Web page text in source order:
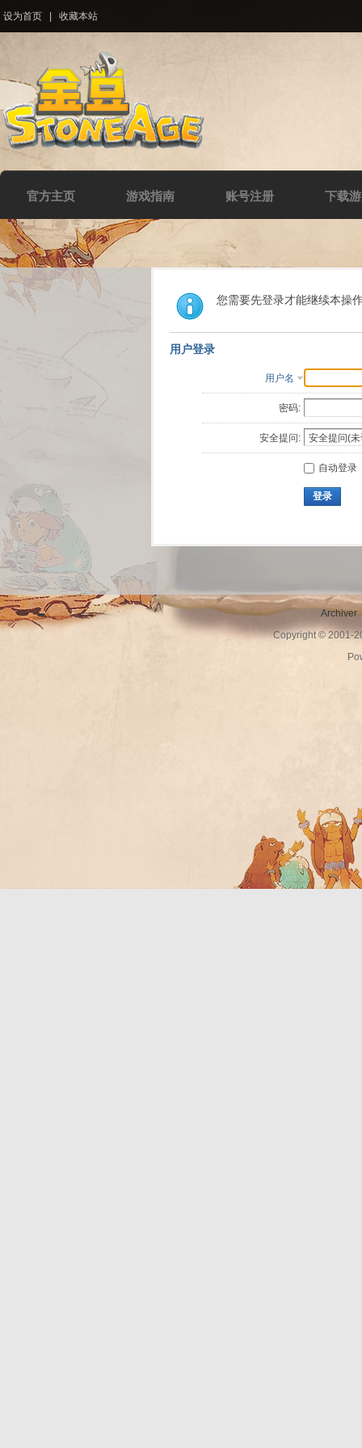
设为首页 收藏本站
官方主页 游戏指南 账号注册 下载
您需要先登录才能继续本操
用户登录
用户名
密码:
安全提问:
自动登录
登录
Archiver
Copyright © 2001-